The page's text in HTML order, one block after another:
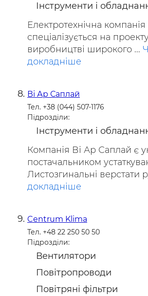
Інструменти і
Електротехнічна
спеціалізується на
виробництві широкого ...
докладніше
Ві Ар Саплай
Тел. +38 (044) 507-1176
Підрозділи:
Інструменти і
Компанія Ві Ар Саплай є
постачальником
Листозгинальні верстати
докладніше
Centrum Klima
Тел. +48 22 250 50 50
Підрозділи:
Вентилятори
Повітропроводи
Повітряні фільтри